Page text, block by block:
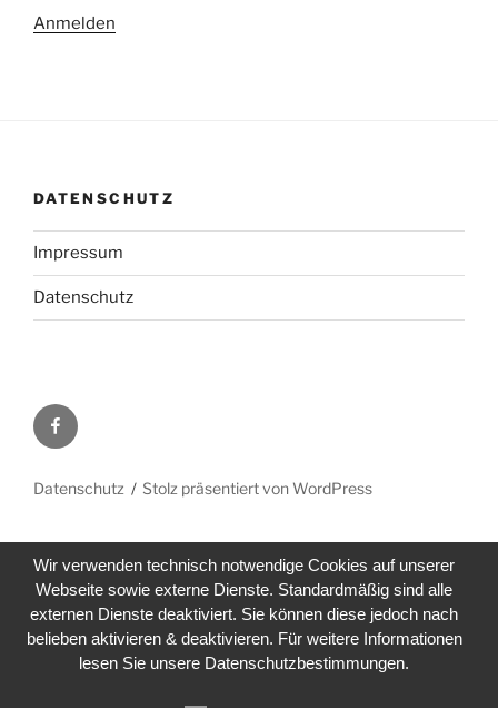
Anmelden
DATENSCHUTZ
Impressum
Datenschutz
Facebook
Datenschutz Stolz präsentiert von WordPress
Wir verwenden technisch notwendige Cookies auf unserer
Webseite sowie externe Dienste. Standardmäßig sind alle
externen Dienste deaktiviert. Sie können diese jedoch nach
belieben aktivieren & deaktivieren. Für weitere Informationen
lesen Sie unsere Datenschutzbestimmungen.